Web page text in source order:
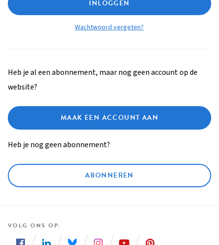
INLOGGEN
Wachtwoord vergeten?
Heb je al een abonnement, maar nog geen account op de
website?
MAAK EEN ACCOUNT AAN
Heb je nog geen abonnement?
ABONNEREN
VOLG ONS OP